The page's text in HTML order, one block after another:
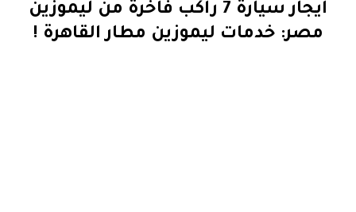
ايجار سيارة 7 راكب فاخرة من ليموزين
مصر: خدمات ليموزين مطار القاهرة !